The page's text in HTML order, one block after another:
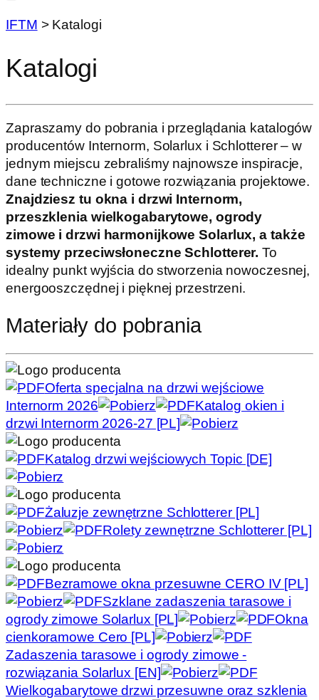
IFTM > Katalogi
Katalogi
Zapraszamy do pobrania i przeglądania katalogów
producentów Internorm, Solarlux i Schlotterer – w
jednym miejscu zebraliśmy najnowsze inspiracje,
dane techniczne i gotowe rozwiązania projektowe.
Znajdziesz tu okna i drzwi Internorm,
przeszklenia wielkogabarytowe, ogrody
zimowe i drzwi harmonijkowe Solarlux, a także
systemy przeciwsłoneczne Schlotterer. To
idealny punkt wyjścia do stworzenia nowoczesnej,
energooszczędnej i pięknej przestrzeni.
Materiały do pobrania
Oferta specjalna na drzwi wejściowe
Internorm 2026
Katalog okien i
drzwi Internorm 2026-27 [PL]
Katalog drzwi wejściowych Topic [DE]
Żaluzje zewnętrzne Schlotterer [PL]
Rolety zewnętrzne Schlotterer [PL]
Bezramowe okna przesuwne CERO IV [PL]
Szklane zadaszenia tarasowe i
ogrody zimowe Solarlux [PL]
Okna
cienkoramowe Cero [PL]
Zadaszenia tarasowe i ogrody zimowe -
rozwiązania Solarlux [EN]
Wielkogabarytowe drzwi przesuwne oraz szklenia